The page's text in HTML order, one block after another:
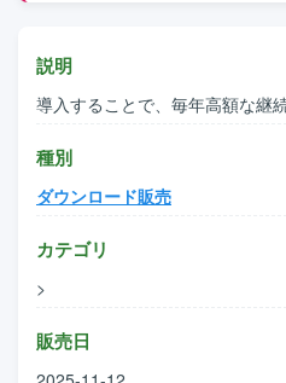
説明
導入することで、毎年高額な継
種別
ダウンロード販売
カテゴリ
>
販売日